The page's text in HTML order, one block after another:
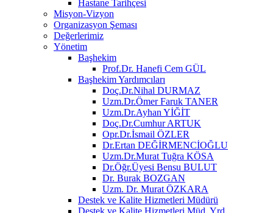
Hastane Tarihçesi
Misyon-Vizyon
Organizasyon Şeması
Değerlerimiz
Yönetim
Başhekim
Prof.Dr. Hanefi Cem GÜL
Başhekim Yardımcıları
Doç.Dr.Nihal DURMAZ
Uzm.Dr.Ömer Faruk TANER
Uzm.Dr.Ayhan YİĞİT
Doç.Dr.Cumhur ARTUK
Opr.Dr.İsmail ÖZLER
Dr.Ertan DEĞİRMENCİOĞLU
Uzm.Dr.Murat Tuğra KÖSA
Dr.Öğr.Üyesi Bensu BULUT
Dr. Burak BOZGAN
Uzm. Dr. Murat ÖZKARA
Destek ve Kalite Hizmetleri Müdürü
Destek ve Kalite Hizmetleri Müd. Yrd.